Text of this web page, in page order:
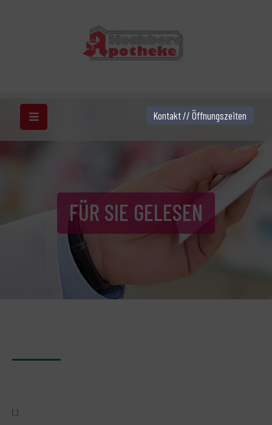
FÜR SIE GELESEN
(..)
Kontakt // Öffnungszeiten